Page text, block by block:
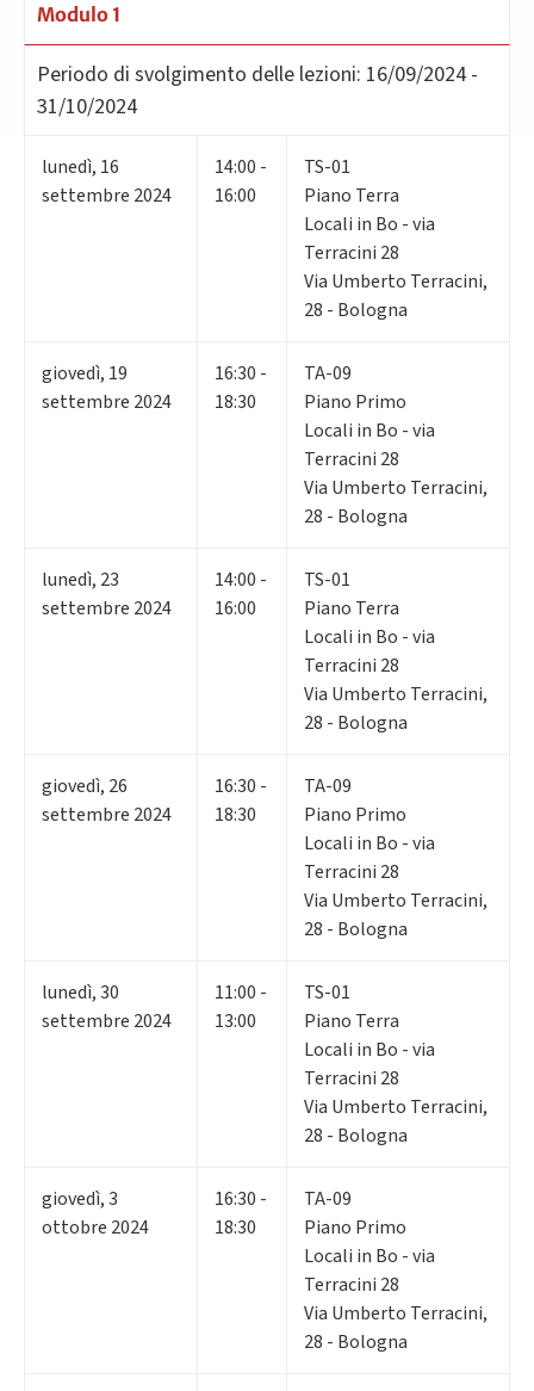
Modulo 1
Periodo di svolgimento delle lezioni: 16/09/2024 -
31/10/2024
lunedì, 16
settembre 2024
14:00 -
16:00
TS-01
Piano Terra
Locali in Bo - via
Terracini 28
Via Umberto Terracini,
28 - Bologna
giovedì, 19
settembre 2024
16:30 -
18:30
TA-09
Piano Primo
Locali in Bo - via
Terracini 28
Via Umberto Terracini,
28 - Bologna
lunedì, 23
settembre 2024
14:00 -
16:00
TS-01
Piano Terra
Locali in Bo - via
Terracini 28
Via Umberto Terracini,
28 - Bologna
giovedì, 26
settembre 2024
16:30 -
18:30
TA-09
Piano Primo
Locali in Bo - via
Terracini 28
Via Umberto Terracini,
28 - Bologna
lunedì,30
settembre 2024
11:00 -
13:00
TS-01
Piano Terra
Locali in Bo - via
Terracini 28
Via Umberto Terracini,
28 - Bologna
giovedì,3
ottobre 2024
16:30 -
18:30
TA-09
Piano Primo
Locali in Bo - via
Terracini 28
Via Umberto Terracini,
28 - Bologna